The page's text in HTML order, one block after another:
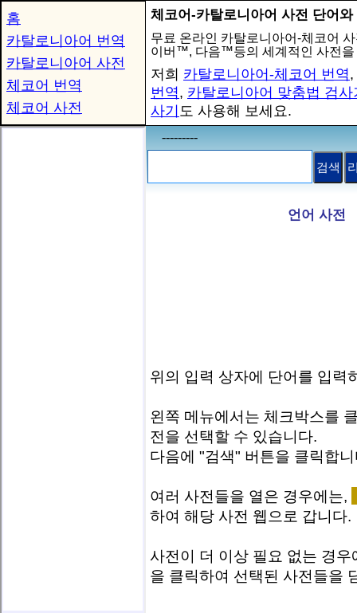
홈
카탈로니아어 번역
카탈로니아어 사전
체코어 번역
체코어 사전
체코어-카탈로니아어 사전 단어와
무료 온라인 카탈로니아어-체코어
이버™, 다음™등의 세계적인 사전을
저희 카탈로니아어-체코어 번역,
번역, 카탈로니아어 맞춤법 검사
사기 도 사용해 보세요.